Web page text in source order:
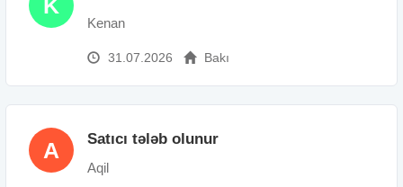
K
Kenan
31.07.2026 Bakı
A Satıcı tələb olunur
Aqil